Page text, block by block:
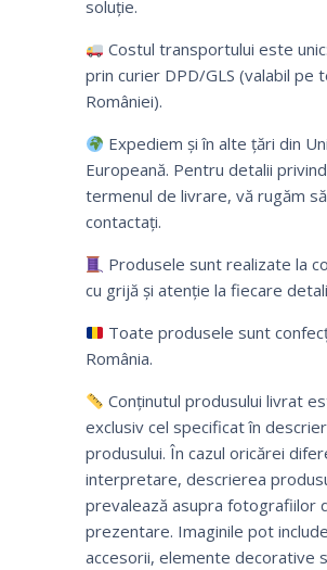
soluție.
Costul transportului este
prin curier DPD/GLS (valabil pe
României).
Expediem și în alte țări din
Europeană. Pentru detalii
termenul de livrare, vă rugăm
contactați.
Produsele sunt realizate la
cu grijă și atenție la fiecare
Toate produsele sunt
România.
Conținutul produsului livrat
exclusiv cel specificat în
produsului. În cazul oricărei
interpretare, descrierea
prevalează asupra fotografiilor
prezentare. Imaginile pot include
accesorii, elemente decorative